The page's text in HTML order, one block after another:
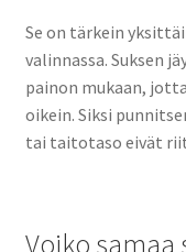
Se on tärkein
valinnassa. Suksen
painon mukaan,
oikein. Siksi
tai taitotaso eivät
Voiko samaa